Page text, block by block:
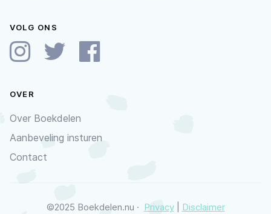
VOLG ONS
OVER
Over Boekdelen
Aanbeveling insturen
Contact
©2025 Boekdelen.nu · Privacy| Disclaimer